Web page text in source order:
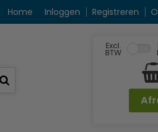
Home Inloggen Registreren
Excl.
BTW